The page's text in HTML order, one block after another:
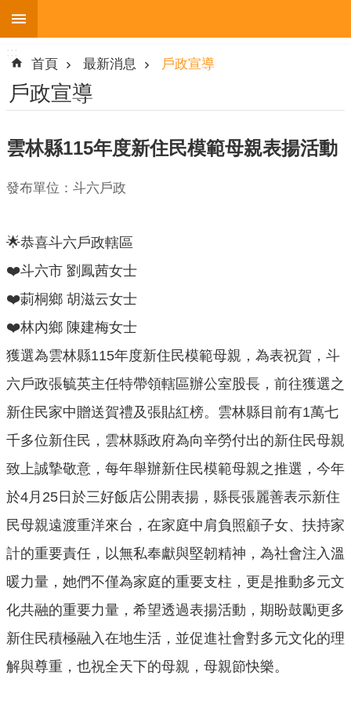
跳到主要內容區塊
進
階
搜
尋
機
關
介
便
服
務
人
統
計
最
消
息
公
資
訊
主
專
區
:::
首頁 最新消息 戶政宣導
戶政宣導
雲林縣115年度新住民模範母親表揚活動
發布單位：斗六戶政
🌟恭喜斗六戶政轄區
❤️斗六市 劉鳳茜女士
❤️莿桐鄉 胡滋云女士
❤️林內鄉 陳建梅女士
獲選為雲林縣115年度新住民模範母親，為表祝賀，斗
六戶政張毓英主任特帶領轄區辦公室股長，前往獲選之
新住民家中贈送賀禮及張貼紅榜。雲林縣目前有1萬七
千多位新住民，雲林縣政府為向辛勞付出的新住民母親
致上誠摯敬意，每年舉辦新住民模範母親之推選，今年
於4月25日於三好飯店公開表揚，縣長張麗善表示新住
民母親遠渡重洋來台，在家庭中肩負照顧子女、扶持家
計的重要責任，以無私奉獻與堅韌精神，為社會注入溫
暖力量，她們不僅為家庭的重要支柱，更是推動多元文
化共融的重要力量，希望透過表揚活動，期盼鼓勵更多
新住民積極融入在地生活，並促進社會對多元文化的理
解與尊重，也祝全天下的母親，母親節快樂。